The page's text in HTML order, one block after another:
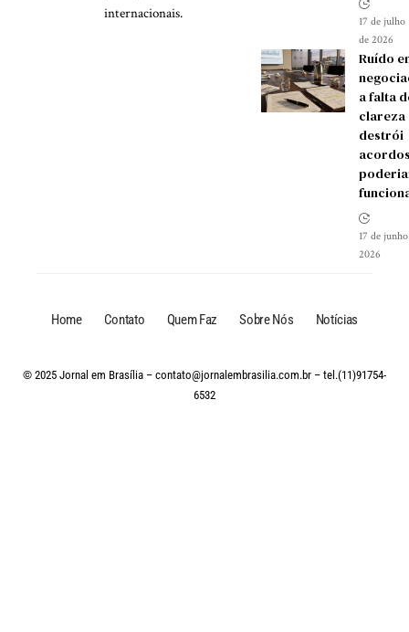
internacionais.
17 de julho
de 2026
Ruído
a falta
clareza
destrói
17 de
2026
Home Contato Quem Faz Sobre Nós Notícias
© 2025 Jornal em Brasília – contato@jornalembrasilia.com.br – tel.(11)91754-
6532